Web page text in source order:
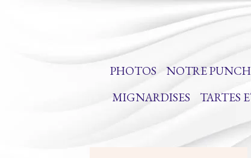
PHOTOS NOTRE PUNCH
MIGNARDISES
TARTES